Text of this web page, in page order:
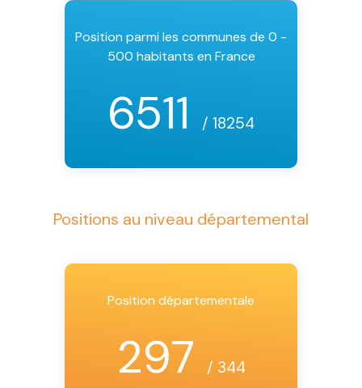
Position parmi les communes de 0 -
500 habitants en France
6511 / 18254
Positions au niveau départemental
Position départementale
297 / 344